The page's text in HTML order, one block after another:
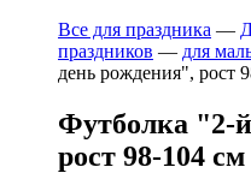
Все для праздника —
праздников — для
день рождения", рост
Футболка "2-
рост 98-104